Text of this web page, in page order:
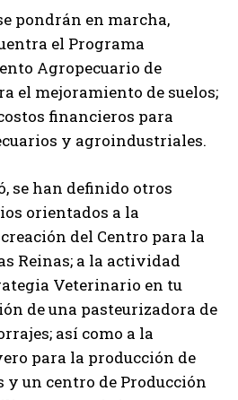
pondrán en marcha,
el Programa
Agropecuario de
el mejoramiento de suelos;
financieros para
y agroindustriales.
se han definido otros
orientados a la
del Centro para la
Reinas; a la actividad
Veterinario en tu
de una pasteurizadora de
así como a la
para la producción de
un centro de Producción